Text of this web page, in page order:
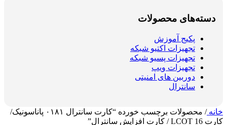
دسته‌های محصولات
پکیج آموزش
تجهیزات اکتیو شبکه
تجهیزات پسیو شبکه
تجهیزات ویپ
دوربین های امنیتی
سانترال
خانه/
محصولات برچسب خورده “کارت سانترال ۰۱۸۱ پاناسونیک/
کارت LCOT 16 / کارت افزایش سانترال”